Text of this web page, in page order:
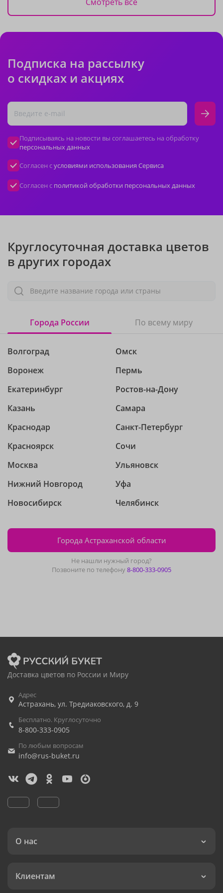
Подписка на рассылку
о скидках и акциях
Подписываясь на новости вы соглашаетесь на обработку
персональных данных
Согласен сусловиями использования Сервиса
Согласен с политикой обработки персональных данных
Круглосуточная доставка цветов
в других городах
Введите название города или страны
Города России По всему миру
Волгоград
Воронеж
Екатеринбург
Казань
Краснодар
Красноярск
Москва
Нижний Новгород
Новосибирск
Омск
Пермь
Ростов-на-Дону
Самара
Санкт-Петербург
Сочи
Ульяновск
Уфа
Челябинск
Города Астраханской области
Не нашли нужный город?
Позвоните по телефону8-800-333-0905
Доставка цветов по России и Миру
Адрес
Астрахань, ул. Тредиаковского, д. 9
Бесплатно. Круглосуточно
8-800-333-0905
По любым вопросам
info@rus-buket.ru
О нас
Клиентам